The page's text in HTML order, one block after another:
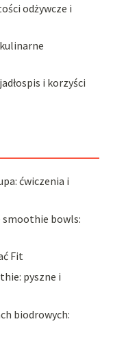
odżywcze i
i korzyści
ćwiczenia i
bowls:
Fit
pyszne i
biodrowych: